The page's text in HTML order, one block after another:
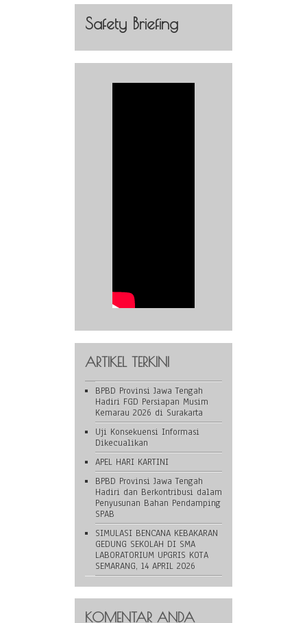
Safety Briefing
ARTIKEL TERKINI
BPBD Provinsi Jawa Tengah
Hadiri FGD Persiapan Musim
Kemarau 2026 di Surakarta
Uji Konsekuensi Informasi
Dikecualikan
APEL HARI KARTINI
BPBD Provinsi Jawa Tengah
Hadiri dan Berkontribusi dalam
Penyusunan Bahan Pendamping
SPAB
SIMULASI BENCANA KEBAKARAN
GEDUNG SEKOLAH DI SMA
LABORATORIUM UPGRIS KOTA
SEMARANG, 14 APRIL 2026
KOMENTAR ANDA